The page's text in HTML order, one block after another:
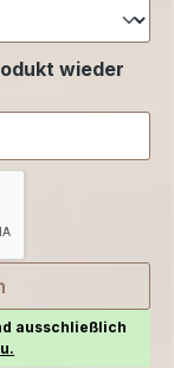
wieder
ausschließlich